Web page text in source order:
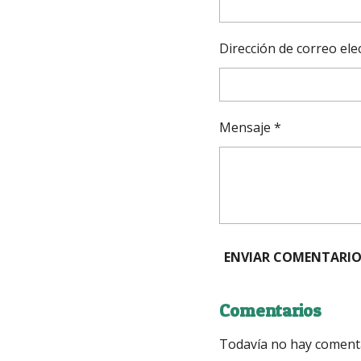
Dirección de correo
Mensaje *
ENVIAR COMENTARIO
Comentarios
Todavía no hay